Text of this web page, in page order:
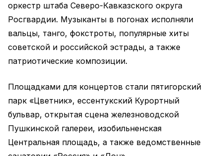
оркестр штаба Северо-Кавказского округа
Росгвардии. Музыканты в погонах исполняли
вальцы, танго, фокстроты, популярные хиты
советской и российской эстрады, а также
патриотические композиции.
Площадками для концертов стали пятигорский
парк «Цветник», ессентукский Курортный
бульвар, открытая сцена железноводской
Пушкинской галереи, изобильненская
Центральная площадь, а также ведомственные